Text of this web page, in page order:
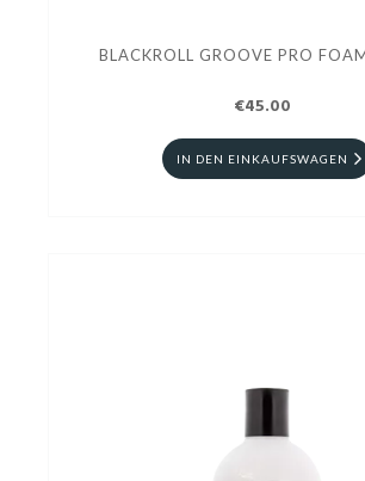
BLACKROLL GROOVE PRO
€45.00
IN DEN EINKAUFSWAGEN